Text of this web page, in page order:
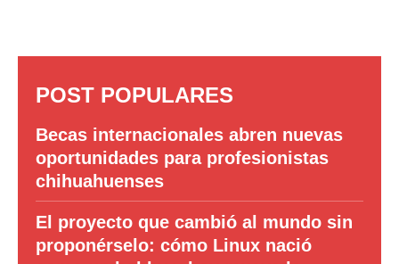
POST POPULARES
Becas internacionales abren nuevas
oportunidades para profesionistas
chihuahuenses
El proyecto que cambió al mundo sin
proponérselo: cómo Linux nació